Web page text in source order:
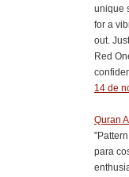
unique
for a
out.
Red
14 de
Quran
para